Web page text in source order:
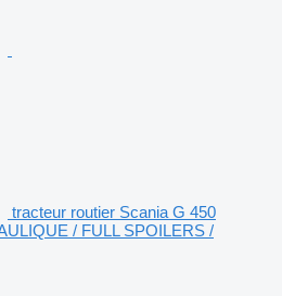
tracteur routier Scania G 450
/ FULL SPOILERS /